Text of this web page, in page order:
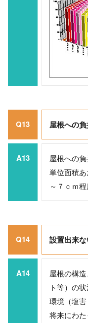
Q13 屋根への
A13
屋根への
単位面積
～７ｃｍ
Q14 設置出来
A14
屋根の構
ト等）の
環境（塩
将来にわ